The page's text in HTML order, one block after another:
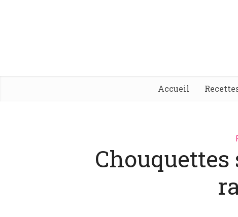
Accueil